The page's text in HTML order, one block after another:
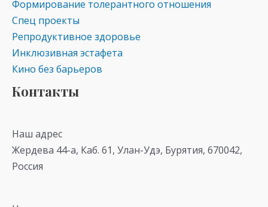
Формирование толерантного отношения
Спец проекты
Репродуктивное здоровье
Инклюзивная эстафета
Кино без барьеров
Контакты
Наш адрес
Жердева 44-а, Каб. 61, Улан-Удэ, Бурятия, 670042,
Россия